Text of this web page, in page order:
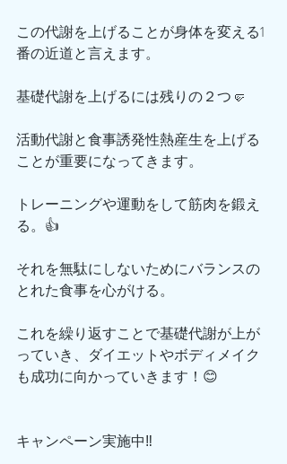
この代謝を上げることが身体を変える1
番の近道と言えます。
基礎代謝を上げるには残りの２つ🤛
活動代謝と食事誘発性熱産生を上げる
ことが重要になってきます。
トレーニングや運動をして筋肉を鍛え
る。👍
それを無駄にしないためにバランスの
とれた食事を心がける。
これを繰り返すことで基礎代謝が上が
っていき、ダイエットやボディメイク
も成功に向かっていきます！😊
キャンペーン実施中‼️